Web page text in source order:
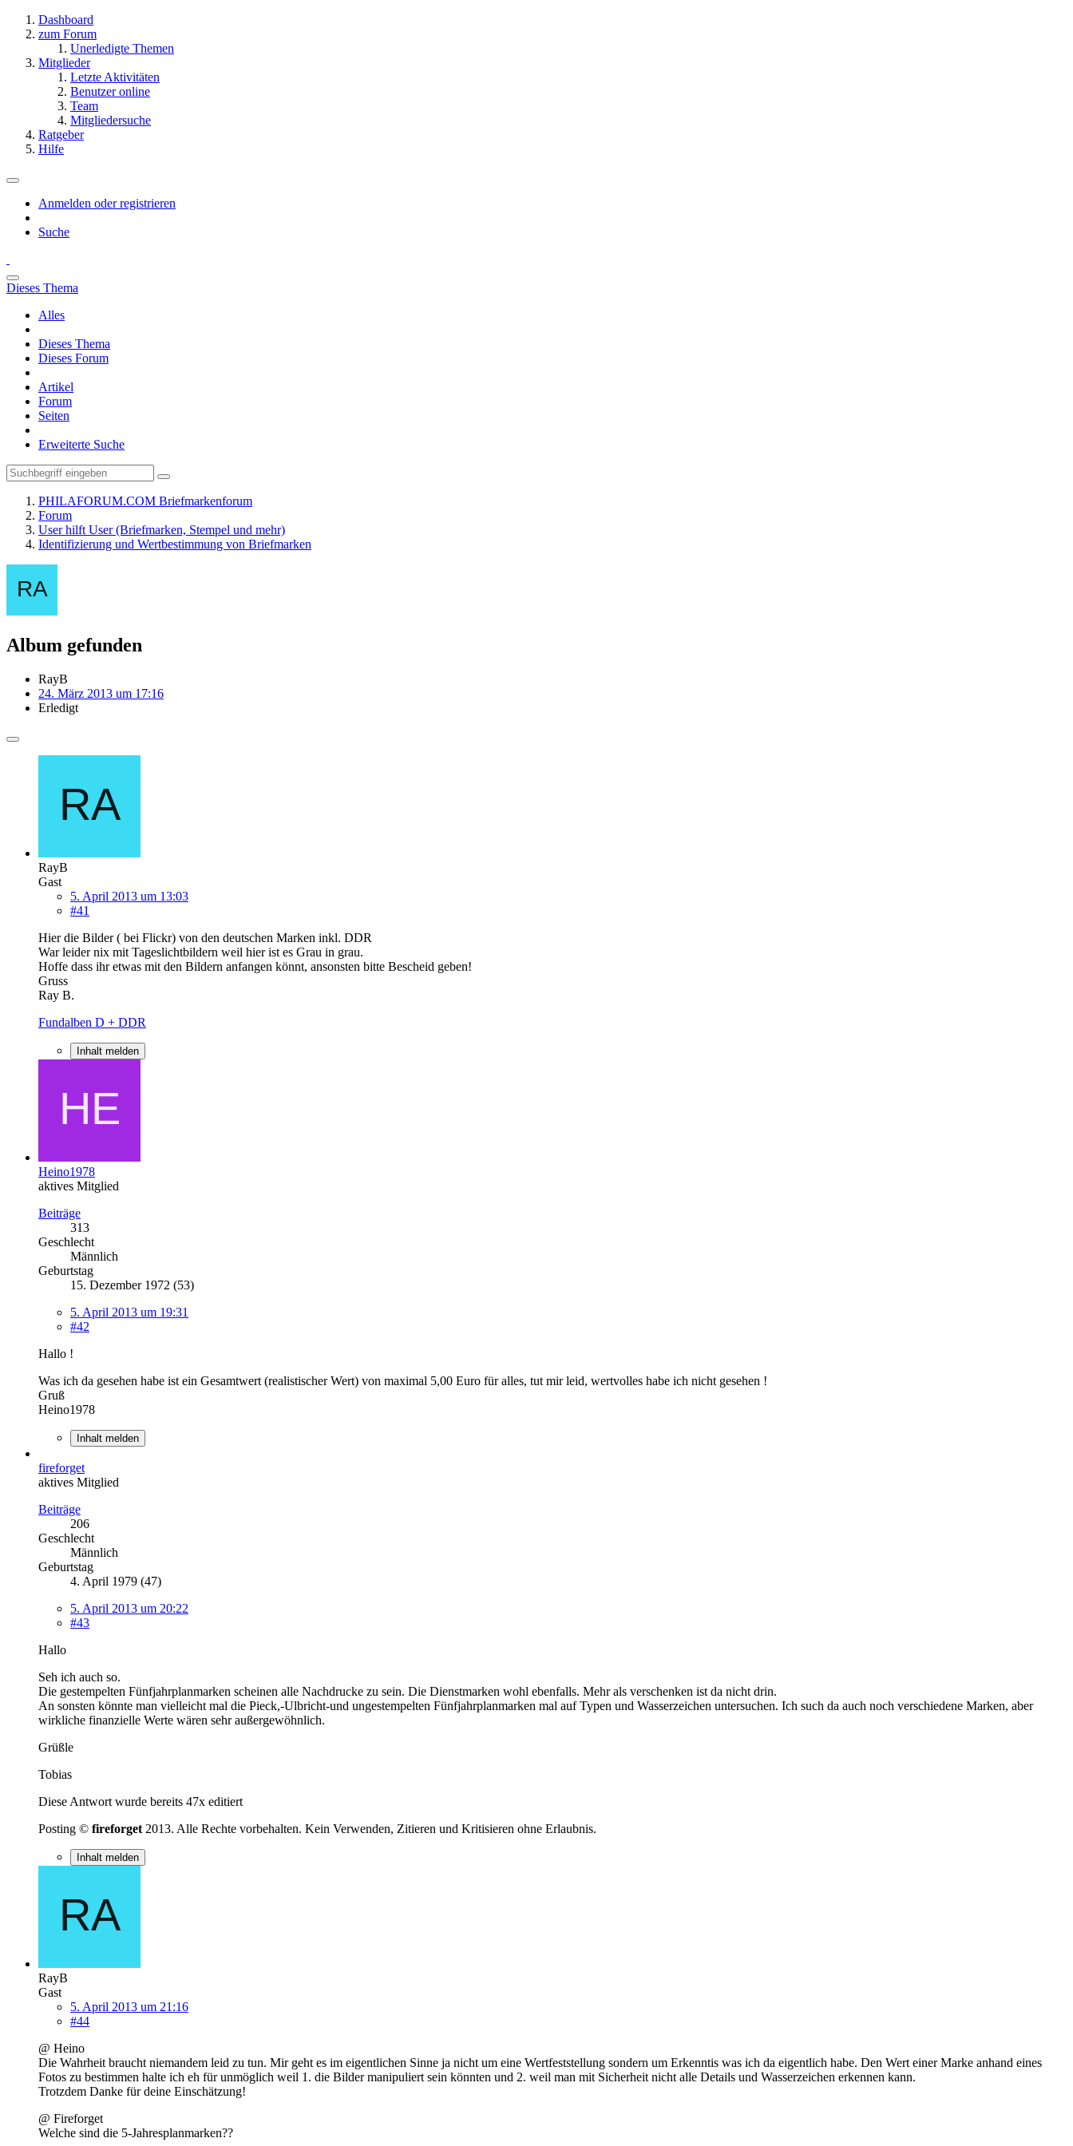
Dashboard
zum Forum
Unerledigte Themen
Mitglieder
Letzte Aktivitäten
Benutzer online
Team
Mitgliedersuche
Ratgeber
Hilfe
Anmelden oder registrieren
Suche
Dieses Thema
Alles
Dieses Thema
Dieses Forum
Artikel
Forum
Seiten
Erweiterte Suche
PHILAFORUM.COM Briefmarkenforum
Forum
User hilft User (Briefmarken, Stempel und mehr)
Identifizierung und Wertbestimmung von Briefmarken
Album gefunden
RayB
24. März 2013 um 17:16
Erledigt
RayB
Gast
5. April 2013 um 13:03
#41
Hier die Bilder ( bei Flickr) von den deutschen Marken inkl. DDR
War leider nix mit Tageslichtbildern weil hier ist es Grau in grau.
Hoffe dass ihr etwas mit den Bildern anfangen könnt, ansonsten bitte Bescheid geben!
Gruss
Ray B.
Fundalben D + DDR
Inhalt melden
Heino1978
aktives Mitglied
Beiträge
313
Geschlecht
Männlich
Geburtstag
15. Dezember 1972 (53)
5. April 2013 um 19:31
#42
Hallo !
Was ich da gesehen habe ist ein Gesamtwert (realistischer Wert) von maximal 5,00 Euro für alles, tut mir leid, wertvolles habe ich nicht gesehen !
Gruß
Heino1978
Inhalt melden
fireforget
aktives Mitglied
Beiträge
206
Geschlecht
Männlich
Geburtstag
4. April 1979 (47)
5. April 2013 um 20:22
#43
Hallo
Seh ich auch so.
Die gestempelten Fünfjahrplanmarken scheinen alle Nachdrucke zu sein. Die Dienstmarken wohl ebenfalls. Mehr als verschenken ist da nicht drin.
An sonsten könnte man vielleicht mal die Pieck,-Ulbricht-und ungestempelten Fünfjahrplanmarken mal auf Typen und Wasserzeichen untersuchen. Ich such da auch noch verschiedene Marken, aber
wirkliche finanzielle Werte wären sehr außergewöhnlich.
Grüßle
Tobias
Diese Antwort wurde bereits 47x editiert
Posting © fireforget 2013. Alle Rechte vorbehalten. Kein Verwenden, Zitieren und Kritisieren ohne Erlaubnis.
Inhalt melden
RayB
Gast
5. April 2013 um 21:16
#44
@ Heino
Die Wahrheit braucht niemandem leid zu tun. Mir geht es im eigentlichen Sinne ja nicht um eine Wertfeststellung sondern um Erkenntis was ich da eigentlich habe. Den Wert einer Marke anhand eines
Fotos zu bestimmen halte ich eh für unmöglich weil 1. die Bilder manipuliert sein könnten und 2. weil man mit Sicherheit nicht alle Details und Wasserzeichen erkennen kann.
Trotzdem Danke für deine Einschätzung!
@ Fireforget
Welche sind die 5-Jahresplanmarken??